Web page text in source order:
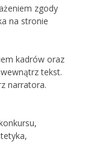
zgody
na stronie
kadrów oraz
tekst.
narratora.